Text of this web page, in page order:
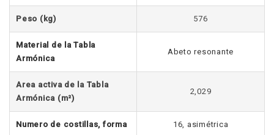
Peso (kg) 576
Material de la Tabla
Armónica
Abeto resonante
Area activa de la Tabla
Armónica (m²)
2,029
Numero de costillas, forma 16, asimétrica